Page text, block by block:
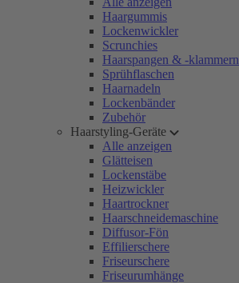
Haargummis
Lockenwickler
Scrunchies
Haarspangen & -klammern
Sprühflaschen
Haarnadeln
Lockenbänder
Zubehör
Haarstyling-Geräte
Alle anzeigen
Glätteisen
Lockenstäbe
Heizwickler
Haartrockner
Haarschneidemaschine
Diffusor-Fön
Effilierschere
Friseurschere
Friseurumhänge